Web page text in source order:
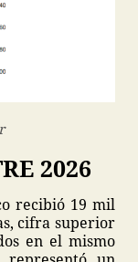
2026
recibió 19 mil
cifra superior
en el mismo